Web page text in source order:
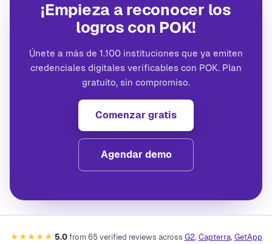
¡Empieza a reconocer los
logros con POK!
Únete a más de 1.100 instituciones que ya emiten
credenciales digitales verificables con POK. Plan
gratuito, sin compromiso.
Comenzar gratis
Agendar demo
★★★★★ 5.0 from 65verified reviews across G2, Capterra, GetApp